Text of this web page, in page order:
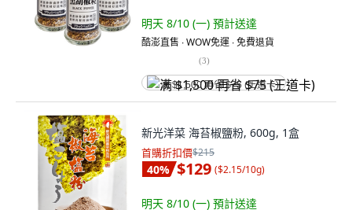
明天 8/10 (一) 預計送達
酷澎直售 ∙ WOW免運 ∙ 免費退貨
(3)
满 $1,500 再省 $75 (王道卡)
新光洋菜 海苔椒鹽粉, 600g, 1盒
首購折扣價$215
40% $129 ($2.15/10g)
明天 8/10 (一) 預計送達